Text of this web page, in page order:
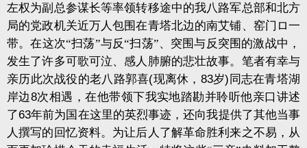
左权为副总参谋长等率领转移途中的我八路军总部和北方
局的党政机关近万人包围在青塔北边的南艾铺、窑门ロ一
带。在这次“扫荡”与反“扫荡”、突围与反突围的激战中，
发生了许多可歌可泣、感人肺腑的悲壮故事。笔者有幸与
亲历此次战役的老八路郭喜(现离休， 83岁) 同志在青塔湖
岸边8次相遇，在他带领下我实地踏勘并聆听他亲口讲述
了63年前为国在这里的英烈事迹，还向我提供了其他当事
人撰写的回忆资料。为让后人了解革命胜利来之不易，从